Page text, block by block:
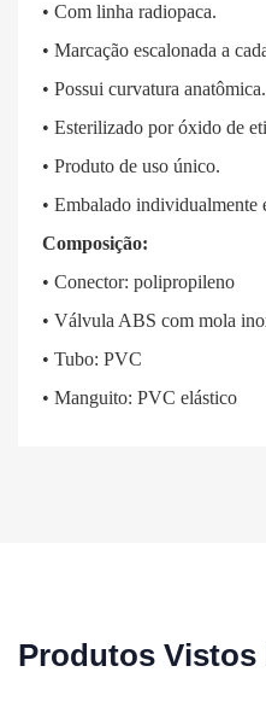
• Com linha radiopaca.
• Marcação escalonada a
• Possui curvatura anatômica.
• Esterilizado por óxido de
• Produto de uso único.
• Embalado individualmente
Composição:
• Conector: polipropileno
• Válvula ABS com mola
• Tubo: PVC
• Manguito: PVC elástico
Produtos Vistos